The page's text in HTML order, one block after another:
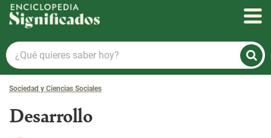
Enciclopedia Significados
¿Qué
quieres
saber
hoy?
Sociedad y Ciencias Sociales
Desarrollo